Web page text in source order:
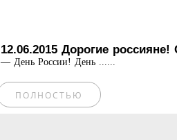
12.06.2015 Дорогие
— День России! День ......
ПОЛНОСТЬЮ